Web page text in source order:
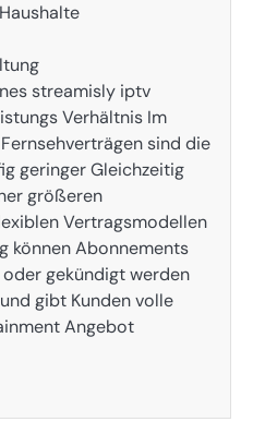
streamisly iptv
Verhältnis Im
sind die
geringer Gleichzeitig
größeren
Vertragsmodellen
können Abonnements
gekündigt werden
gibt Kunden volle
Angebot